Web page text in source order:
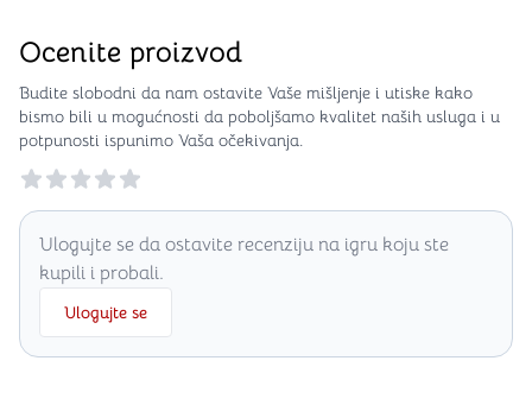
Ocenite proizvod
Budite slobodni da nam ostavite Vaše mišljenje i utiske kako
bismo bili u mogućnosti da poboljšamo kvalitet naših usluga i u
potpunosti ispunimo Vaša očekivanja.
Reviews
Ulogujte se da ostavite recenziju na igru koju ste
kupili i probali.
Ulogujte se